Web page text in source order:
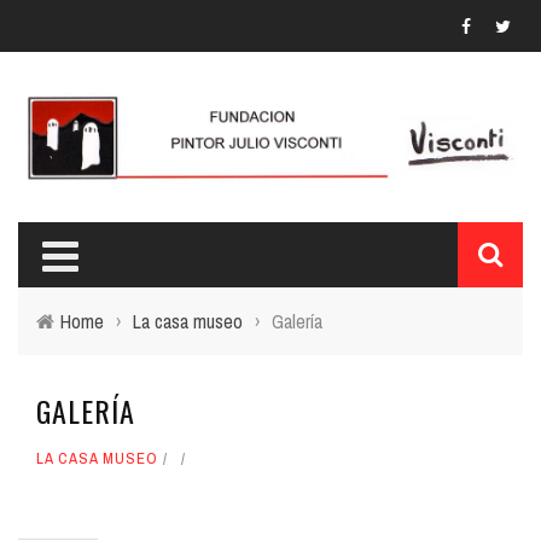
Home › La casa museo › Galería
GALERÍA
LA CASA MUSEO